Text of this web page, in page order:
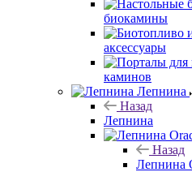
биокамины
аксессуары
каминов
Лепнина
Назад
Лепнина
Назад
Лепнина